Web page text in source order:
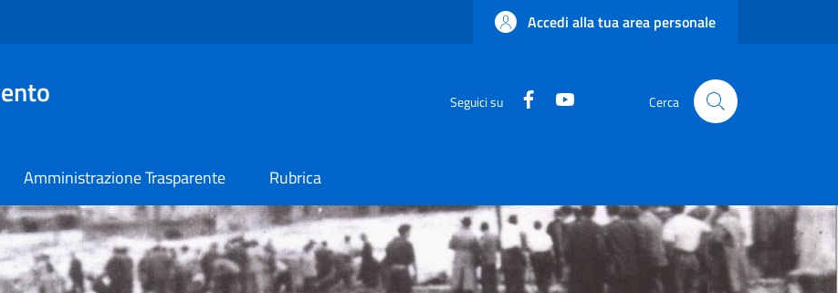
Accedi alla tua area personale
Seguici su Facebook Cerca
Amministrazione Trasparente Rubrica